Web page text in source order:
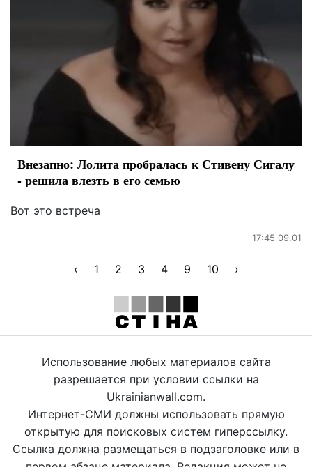
Внезапно: Лолита пробралась к Стивену Сигалу
- решила влезть в его семью
Вот это встреча
17:45 09.01
‹ 1 2 3 4 9 10 ›
Использование любых материалов сайта
разрешается при условии ссылки на
Ukrainianwall.com.
Интернет-СМИ должны использовать прямую
открытую для поисковых систем гиперссылку.
Ссылка должна размещаться в подзаголовке или в